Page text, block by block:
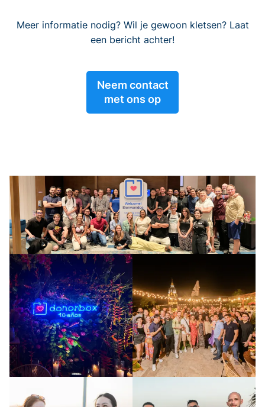
Meer informatie nodig? Wil je gewoon kletsen? Laat
een bericht achter!
Neem contact
met ons op